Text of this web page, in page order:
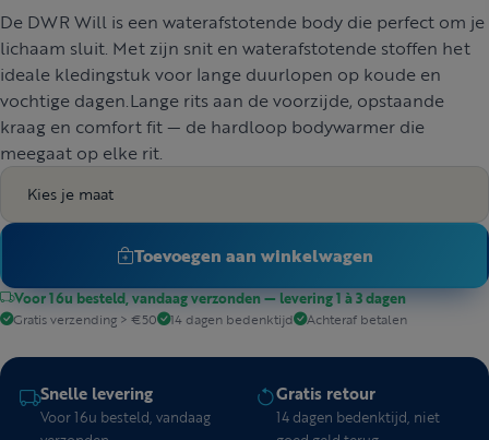
De DWR Will is een waterafstotende body die perfect om je
lichaam sluit. Met zijn snit en waterafstotende stoffen het
ideale kledingstuk voor lange duurlopen op koude en
vochtige dagen.Lange rits aan de voorzijde, opstaande
kraag en comfort fit — de hardloop bodywarmer die
meegaat op elke rit.
Kies je maat
Toevoegen aan winkelwagen
Voor 16u besteld, vandaag verzonden — levering 1 à 3 dagen
Gratis verzending > €50 14 dagen bedenktijd Achteraf betalen
Snelle levering
Voor 16u besteld, vandaag
Gratis retour
14 dagen bedenktijd, niet